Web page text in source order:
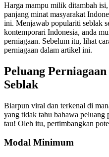
Harga mampu milik ditambah
panjang minat masyarakat
ini. Menjawab populariti seblak
kontemporari Indonesia, anda
perniagaan. Sebelum itu, lihat
perniagaan dalam artikel ini.
Peluang
Seblak
Biarpun viral dan terkenal di
yang tidak tahu bahawa
tau! Oleh itu, pertimbangkan
Modal Minimum